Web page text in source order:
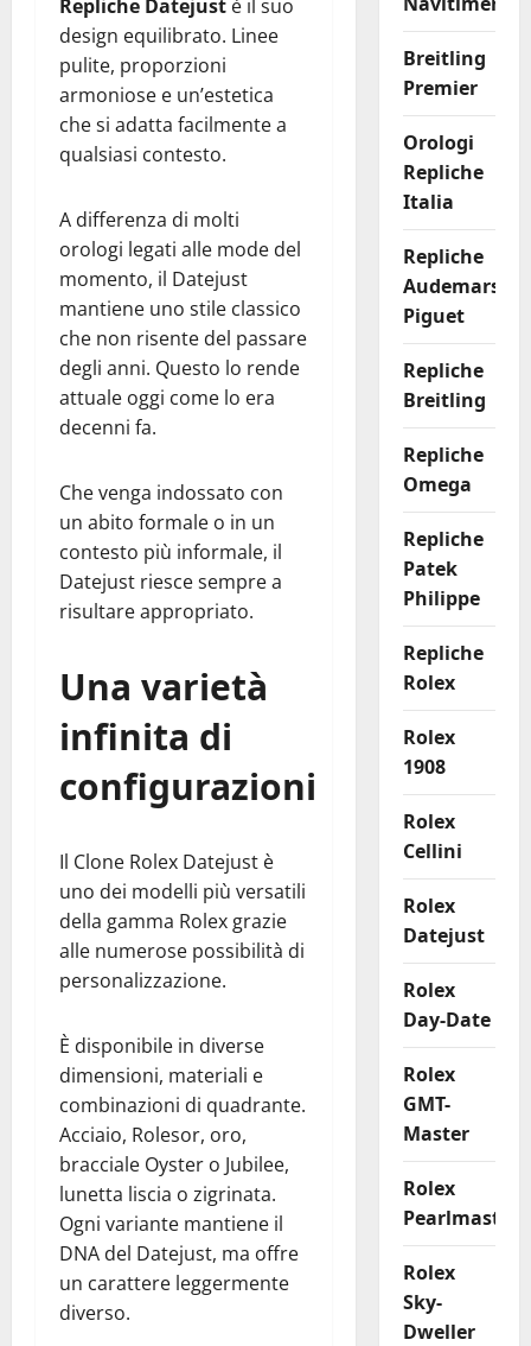
Repliche Datejust è il suo
design equilibrato. Linee
pulite, proporzioni
armoniose e un’estetica
che si adatta facilmente a
qualsiasi contesto.
A differenza di molti
orologi legati alle mode del
momento, il Datejust
mantiene uno stile classico
che non risente del passare
degli anni. Questo lo rende
attuale oggi come lo era
decenni fa.
Che venga indossato con
un abito formale o in un
contesto più informale, il
Datejust riesce sempre a
risultare appropriato.
Una varietà
infinita di
configurazioni
Il Clone Rolex Datejust è
uno dei modelli più versatili
della gamma Rolex grazie
alle numerose possibilità di
personalizzazione.
È disponibile in diverse
dimensioni, materiali e
combinazioni di quadrante.
Acciaio, Rolesor, oro,
bracciale Oyster o Jubilee,
lunetta liscia o zigrinata.
Ogni variante mantiene il
DNA del Datejust, ma offre
un carattere leggermente
diverso.
Breitling
Premier
Orologi
Repliche
Italia
Repliche
Audemars
Piguet
Repliche
Breitling
Repliche
Omega
Repliche
Patek
Philippe
Repliche
Rolex
Rolex
1908
Rolex
Cellini
Rolex
Datejust
Rolex
Day-Date
Rolex
GMT-
Master
Rolex
Pearlmaster
Rolex
Sky-
Dweller